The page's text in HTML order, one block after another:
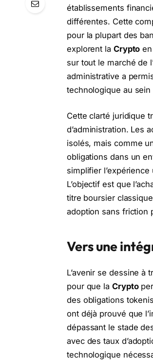
établissements
différentes. Cette
pour la plupart des
explorent la Crypto
sur tout le marché de
administrative a
technologique au
Cette clarté juridique
d’administration. Les
isolés, mais comme
obligations dans un
simplifier
L’objectif est que
titre boursier
adoption sans friction
Vers une
L’avenir se dessine
pour que la Crypto
des obligations
ont déjà prouvé que
dépassant le stade
avec des taux
technologique